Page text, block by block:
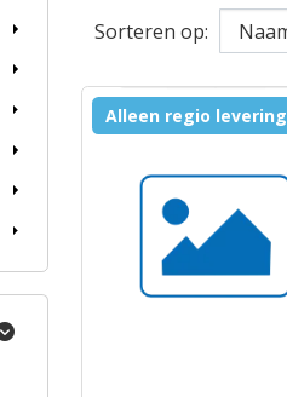
Sorteren op:
Alleen regio levering